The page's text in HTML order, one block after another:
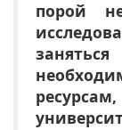
порой